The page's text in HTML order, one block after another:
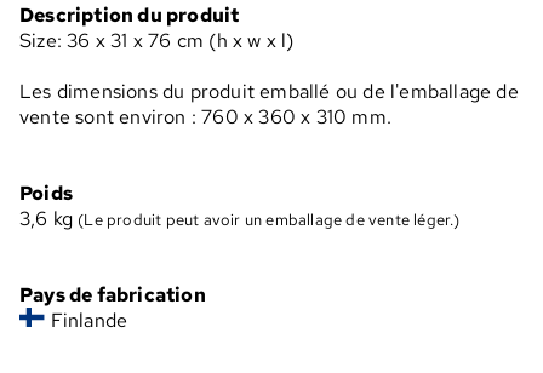
Description du produit
Size: 36 x 31 x 76 cm (h x w x l)
Les dimensions du produit emballé ou de l'emballage de
vente sont environ : 760 x 360 x 310 mm.
Poids
3,6 kg (Le produit peut avoir un emballage de vente léger.)
Pays de fabrication
Finlande